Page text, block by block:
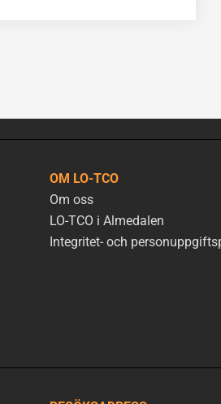
OM LO-TCO
Om oss
LO-TCO i Almedalen
Integritet- och